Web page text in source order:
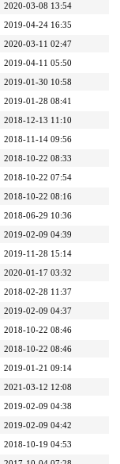
2020-03-08 13:54
2019-04-24 16:35
2020-03-11 02:47
2019-04-11 05:50
2019-01-30 10:58
2019-01-28 08:41
2018-12-13 11:10
2018-11-14 09:56
2018-10-22 08:33
2018-10-22 07:54
2018-10-22 08:16
2018-06-29 10:36
2019-02-09 04:39
2019-11-28 15:14
2020-01-17 03:32
2018-02-28 11:37
2019-02-09 04:37
2018-10-22 08:46
2018-10-22 08:46
2019-01-21 09:14
2021-03-12 12:08
2019-02-09 04:38
2019-02-09 04:42
2018-10-19 04:53